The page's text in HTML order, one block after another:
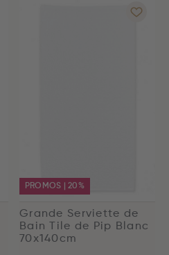
PROMOS | 20%
Grande Serviette de
Bain Tile de Pip Blanc
70x140cm